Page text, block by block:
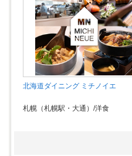
北海道ダイニング ミチノイエ
札幌（札幌駅・大通）/洋食